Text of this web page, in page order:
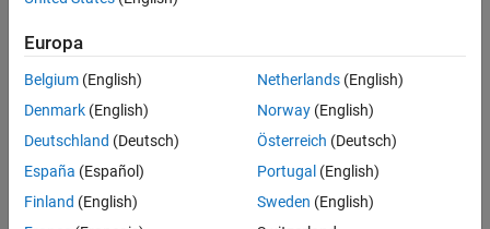
See Also
Array access with tainted index
Invalid use of standard library string routine
Tainted division operand
Europa
Belgium (English)
Denmark (English)
Deutschland (Deutsch)
España (Español)
Finland (English)
Netherlands(English)
Norway(English)
Österreich (Deutsch)
Portugal (English)
Sweden (English)